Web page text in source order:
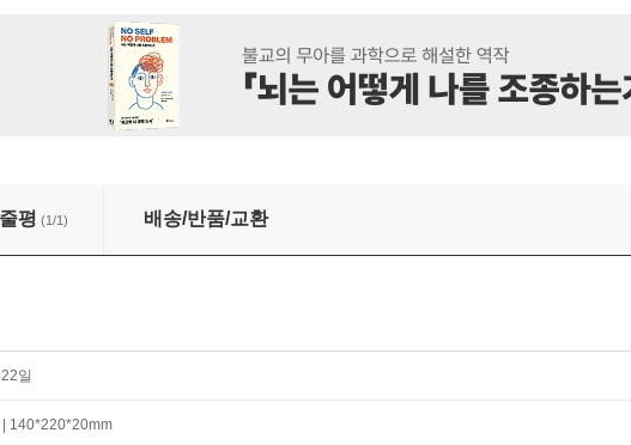
평 (1/1) 배송/반품/교환
일
140*220*20mm